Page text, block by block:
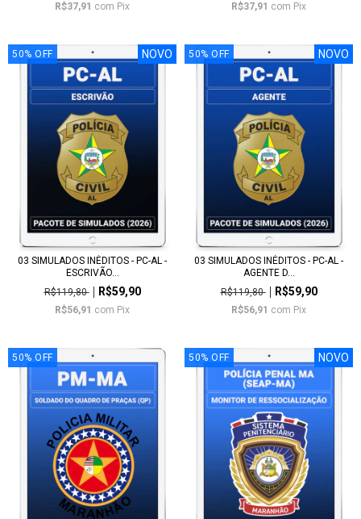
R$37,91 com Pix R$37,91 com Pix
50% OFF NOVO
03 SIMULADOS INÉDITOS - PC-AL -
ESCRIVÃO...
R$119,80
R$59,90
R$56,91 com Pix
50% OFF NOVO
03 SIMULADOS INÉDITOS - PC-AL -
AGENTE D...
R$119,80
R$59,90
R$56,91 com Pix
50% OFF 50% OFF NOVO